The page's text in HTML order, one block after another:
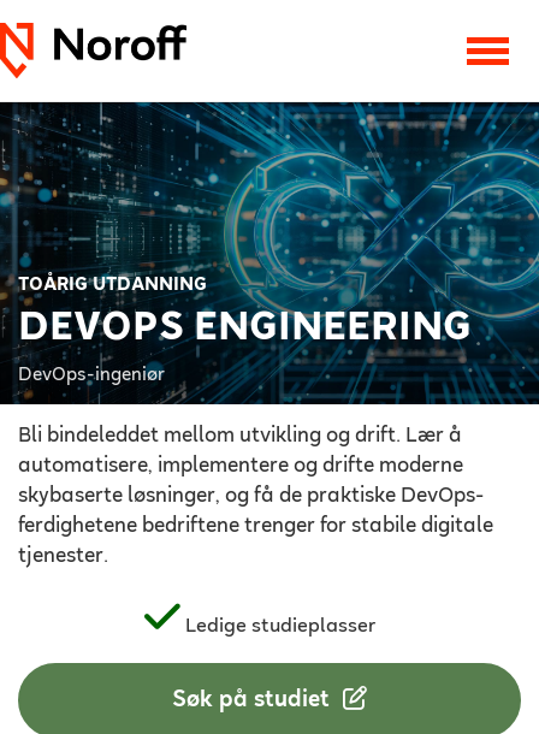
TOÅRIG UTDANNING
DEVOPS ENGINEERING
DevOps-ingeniør
Bli bindeleddet mellom utvikling og drift. Lær å
automatisere, implementere og drifte moderne
skybaserte løsninger, og få de praktiske DevOps-
ferdighetene bedriftene trenger for stabile digitale
tjenester.
Ledige studieplasser
Søk på studiet